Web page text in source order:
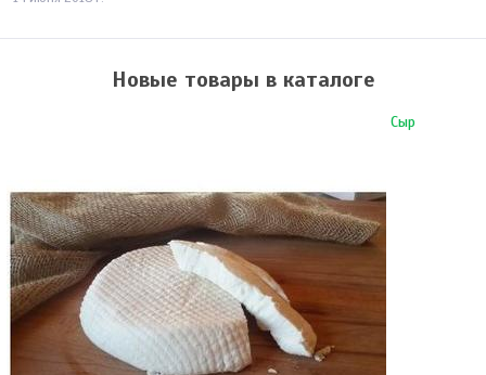
Новые товары в каталоге
Сыр